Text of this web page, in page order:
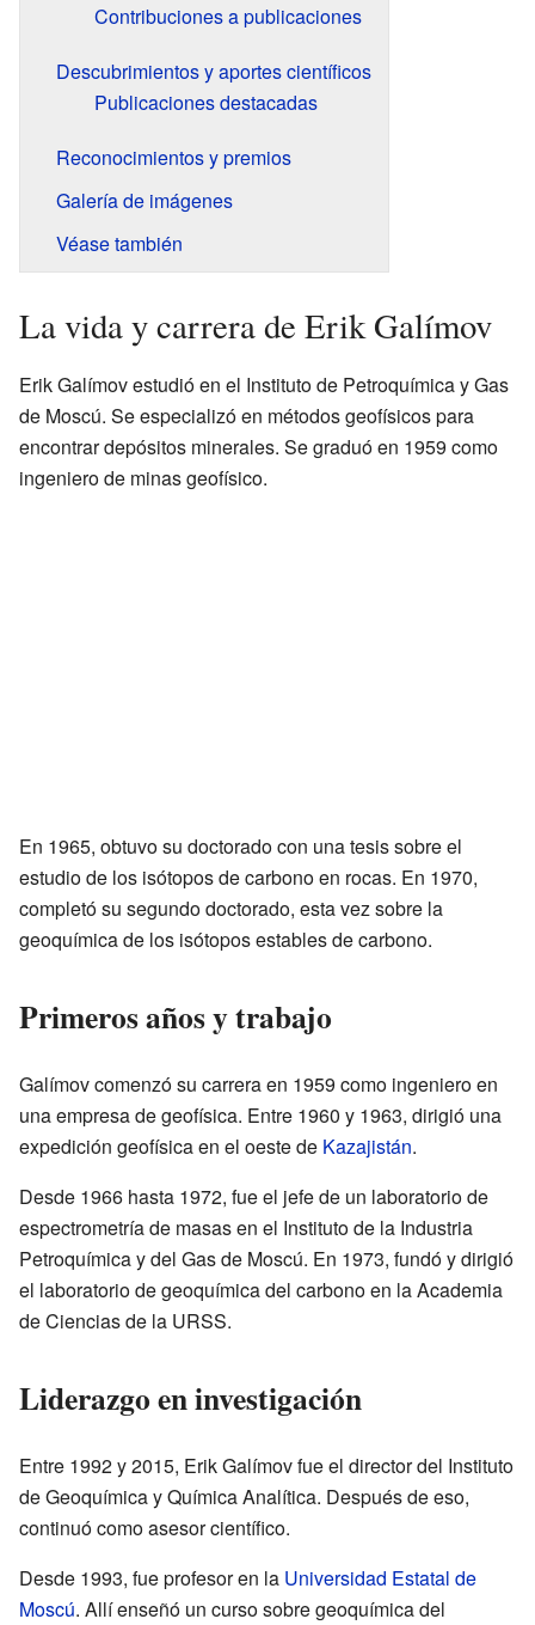
Contribuciones a publicaciones
Descubrimientos y aportes científicos
Publicaciones destacadas
Reconocimientos y premios
Galería de imágenes
Véase también
La vida y carrera de Erik Galímov
Erik Galímov estudió en el Instituto de Petroquímica y Gas
de Moscú. Se especializó en métodos geofísicos para
encontrar depósitos minerales. Se graduó en 1959 como
ingeniero de minas geofísico.
En 1965, obtuvo su doctorado con una tesis sobre el
estudio de los isótopos de carbono en rocas. En 1970,
completó su segundo doctorado, esta vez sobre la
geoquímica de los isótopos estables de carbono.
Primeros años y trabajo
Galímov comenzó su carrera en 1959 como ingeniero en
una empresa de geofísica. Entre 1960 y 1963, dirigió una
expedición geofísica en el oeste de Kazajistán.
Desde 1966 hasta 1972, fue el jefe de un laboratorio de
espectrometría de masas en el Instituto de la Industria
Petroquímica y del Gas de Moscú. En 1973, fundó y dirigió
el laboratorio de geoquímica del carbono en la Academia
de Ciencias de la URSS.
Liderazgo en investigación
Entre 1992 y 2015, Erik Galímov fue el director del Instituto
de Geoquímica y Química Analítica. Después de eso,
continuó como asesor científico.
Desde 1993, fue profesor en la Universidad Estatal de
Moscú. Allí enseñó un curso sobre geoquímica del